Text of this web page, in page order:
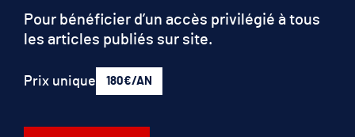
Pour bénéficier d’un accès privilégié à tous
les articles publiés sur site.
Prix unique 180€/AN